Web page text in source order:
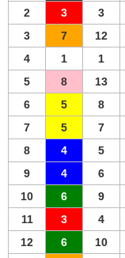
2
3 3
3
7 12
4
1 1
5
8 13
6
5 8
7
5 7
8
4 5
9
4 6
10
6 9
11
3 4
12
6 10